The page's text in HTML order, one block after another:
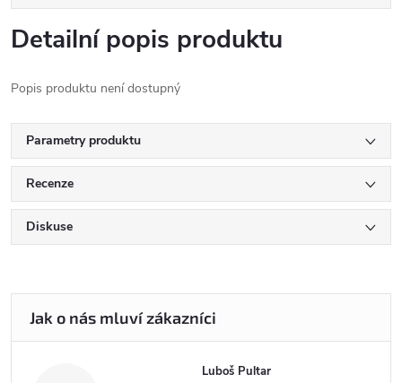
Detailní popis produktu
Popis produktu není dostupný
Parametry produktu
Recenze
Diskuse
Luboš Pultar